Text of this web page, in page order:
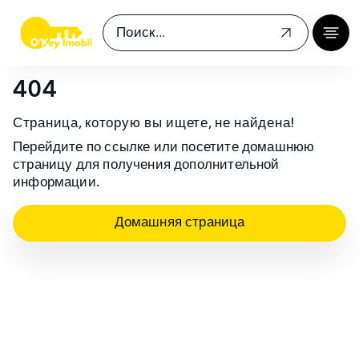
404
Страница, которую вы ищете, не найдена!
Перейдите по ссылке или посетите домашнюю
страницу для получения дополнительной
информации.
Домашняя страница